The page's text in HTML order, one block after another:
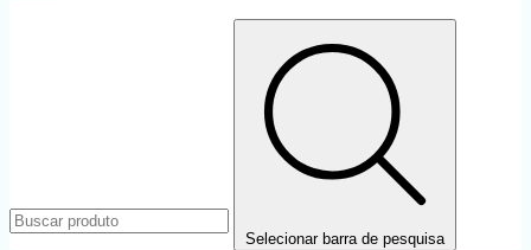
Selecionar barra de pesquisa